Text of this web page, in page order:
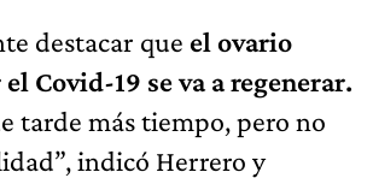
destacar que el ovario
Covid-19 se va a regenerar.
tarde más tiempo, pero no
indicó Herrero y